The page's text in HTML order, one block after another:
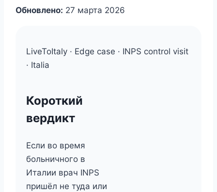
Обновлено: 27 марта 2026
LiveToItaly · Edge case · INPS control visit
· Italia
Короткий
вердикт
Если во время
больничного в
Италии врач INPS
пришёл не туда или